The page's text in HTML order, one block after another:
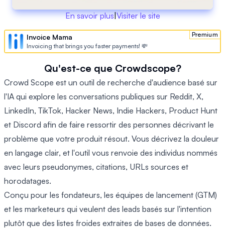
En savoir plus|Visiter le site
Premium
Invoice Mama
Invoicing that brings you faster payments! 💸
Qu'est-ce que Crowdscope?
Crowd Scope est un outil de recherche d'audience basé sur
l'IA qui explore les conversations publiques sur Reddit, X,
LinkedIn, TikTok, Hacker News, Indie Hackers, Product Hunt
et Discord afin de faire ressortir des personnes décrivant le
problème que votre produit résout. Vous décrivez la douleur
en langage clair, et l'outil vous renvoie des individus nommés
avec leurs pseudonymes, citations, URLs sources et
horodatages.
Conçu pour les fondateurs, les équipes de lancement (GTM)
et les marketeurs qui veulent des leads basés sur l'intention
plutôt que des listes froides extraites de bases de données.